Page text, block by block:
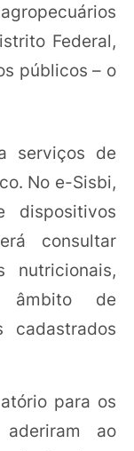
Federal,
públicos – o
serviços de
No e-Sisbi,
dispositivos
consultar
nutricionais,
de
cadastrados
para os
ao